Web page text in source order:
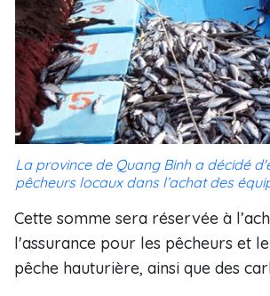
La province de Quang Binh a décidé
pêcheurs locaux dans l’achat des
Cette somme sera réservée à
l'assurance pour les pêcheurs et
pêche hauturière, ainsi que des